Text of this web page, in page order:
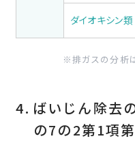
ダイオキシン類
排ガスの分析
ばいじん除去
の7の2第1項